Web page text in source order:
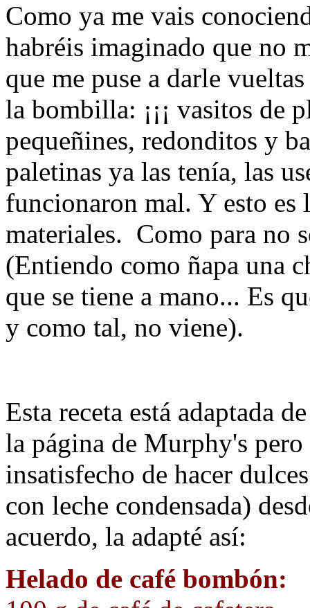
Como ya me vais
habréis imaginado que no
que me puse a darle
la bombilla: ¡¡¡ vasitos
pequeñines, redonditos y
paletinas ya las tenía, las
funcionaron mal. Y esto es
materiales. Como para no
(Entiendo como ñapa una
que se tiene a mano... Es
y como tal, no viene).
Esta receta está adaptada
la página de Murphy's
insatisfecho de hacer
con leche condensada)
acuerdo, la adapté así:
Helado de café bombón: